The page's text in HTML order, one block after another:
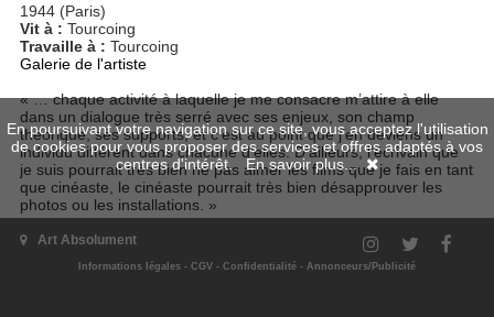
1944 (Paris)
Vit à : Tourcoing
Travaille à : Tourcoing
Galerie de l'artiste
« … chaque activité à laquelle je me consacre m’attire à elle
dans un dialogue très serré avec ses enjeux, son champ
théorique, ses supports, et c’est au point que j’en deviens un
individu différent dans chacune d’elles. D’ailleurs, l’écrivain que
je suis pourrait très bien ne pas aimer les films que je fais en tant
que cinéaste, le cinéaste pourrait très bien désapprouver les
photos ou les installations. »
Art Absolument
Informations légales - CGV - Confidentialité - Annonceurs/Publicité
En poursuivant votre navigation sur ce site, vous acceptez l'utilisation
de cookies pour vous proposer des services et offres adaptés à vos
centres d'intérêt. En savoir plus...